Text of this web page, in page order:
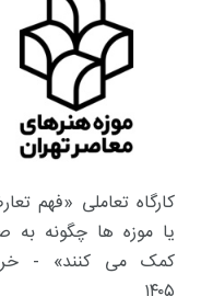
کارگاه تعاملی «فهم
یا موزه ها چگونه به
کمک می کنند» -
۱۴۰۵